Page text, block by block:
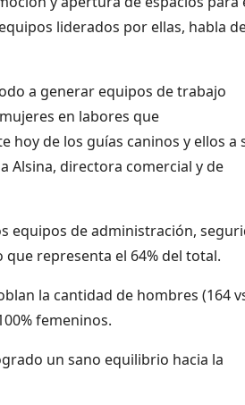
liderados por ellas, habla
a generar equipos de trabajo
en labores que
hoy de los guías caninos y ellos a
Alsina, directora comercial y de
equipos de administración,
representa el 64% del total.
la cantidad de hombres (164
femeninos.
un sano equilibrio hacia la